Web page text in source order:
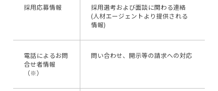
採用応募情報
採用選考および面談に関わる連絡
(人材エージェントより提供される
情報)
電話によるお問
合せ者情報
（※）
問い合わせ、開示等の請求への対応